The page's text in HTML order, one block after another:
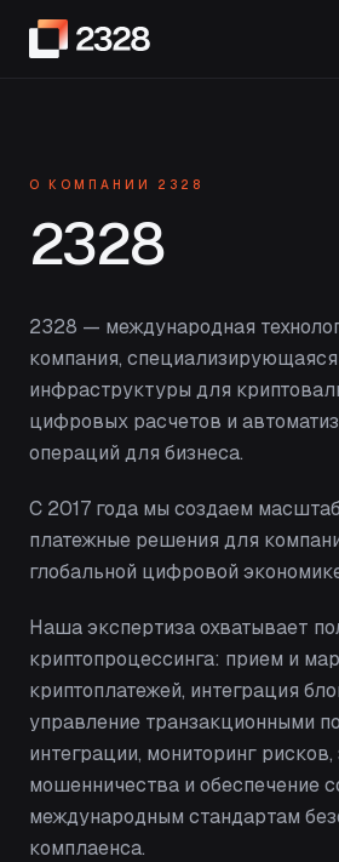
О КОМПАНИИ 2328
2328
2328 — международная
компания,
инфраструктуры для
цифровых расчетов и
операций для бизнеса.
С 2017 года мы создаем
платежные решения для
глобальной цифровой
Наша экспертиза охватывает
криптопроцессинга: прием и
криптоплатежей, интеграция
управление транзакционными
интеграции, мониторинг
мошенничества и обеспечение
международным стандартам
комплаенса.